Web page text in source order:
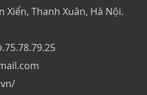
Xiển, Thanh Xuân, Hà Nội.
.75.78.79.25